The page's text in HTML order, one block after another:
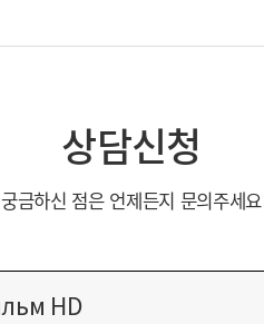
상담신청
궁금하신 점은 언제든지 문의주세요
HD